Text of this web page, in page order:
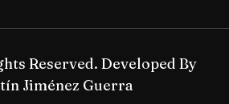
Reserved. Developed By
Jiménez Guerra